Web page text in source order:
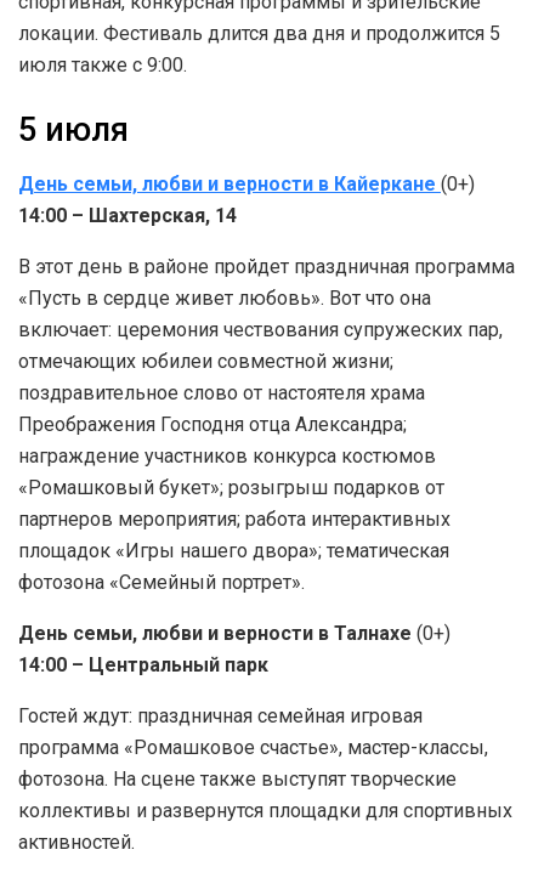
локации. Фестиваль длится два дня и продолжится 5
июля также с 9:00.
5 июля
День семьи, любви и верности в Кайеркане (0+)
14:00 – Шахтерская, 14
В этот день в районе пройдет праздничная программа
«Пусть в сердце живет любовь». Вот что она
включает: церемония чествования супружеских пар,
отмечающих юбилеи совместной жизни;
поздравительное слово от настоятеля храма
Преображения Господня отца Александра;
награждение участников конкурса костюмов
«Ромашковый букет»; розыгрыш подарков от
партнеров мероприятия; работа интерактивных
площадок «Игры нашего двора»; тематическая
фотозона «Семейный портрет».
День семьи, любви и верности в Талнахе (0+)
14:00 – Центральный парк
Гостей ждут: праздничная семейная игровая
программа «Ромашковое счастье», мастер-классы,
фотозона. На сцене также выступят творческие
коллективы и развернутся площадки для спортивных
активностей.